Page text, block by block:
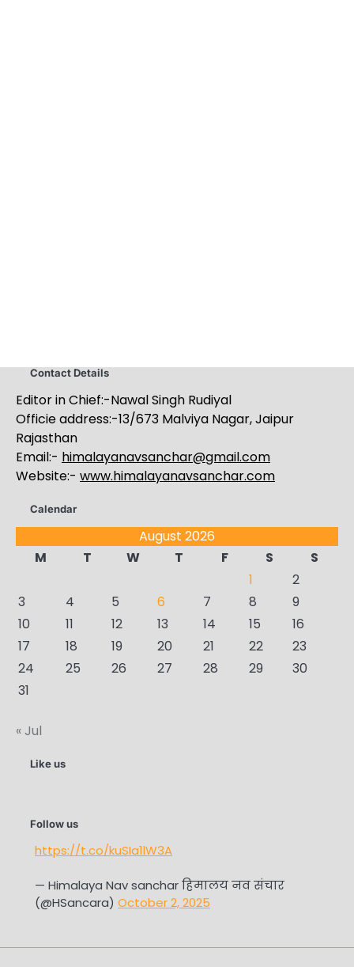
Contact Details
Editor in Chief:-Nawal Singh Rudiyal
Officie address:-13/673 Malviya Nagar, Jaipur
Rajasthan
Email:- himalayanavsanchar@gmail.com
Website:- www.himalayanavsanchar.com
Calendar
August 2026
M
T W T F S
S
1
2
3
4 5 6 7 8
9
10
11 12 13 14 15
16
17
18 19 20 21 22
23
24
25 26 27 28 29
30
31
« Jul
Like us
Follow us
https://t.co/kuSIa1lW3A
— Himalaya Nav sanchar हिमालय नव संचार
(@HSancara) October 2, 2025